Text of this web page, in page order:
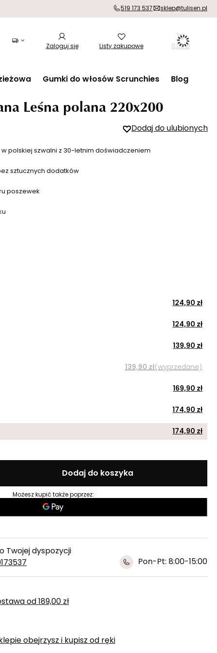
519 173 537 sklep@tulisen.pl
Zaloguj się Listy zakupowe 0,00 zł
Gumki do włosów Scrunchies Blog
Leśna polana 220x200
Dodaj do ulubionych
w polskiej szwalni z 30-letnim doświadczeniem
sztucznych dodatków
poszewek
124,90 zł
124,90 zł
139,90 zł
139,90 zł(wyprzedane)
169,90 zł
174,90 zł
174,90 zł
Dodaj do koszyka
Możesz kupić także poprzez:
Twojej dyspozycji
Pon-Pt: 8:00-15:00
od 189,00 zł
obejrzysz i kupisz od ręki